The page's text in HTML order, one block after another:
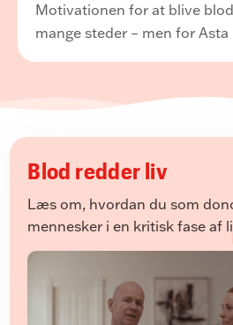
Motivationen for at blive
mange steder – men for
hjælpe sin farfar, der lever
Blod redder liv
Læs om, hvordan du som
mennesker i en kritisk fase af